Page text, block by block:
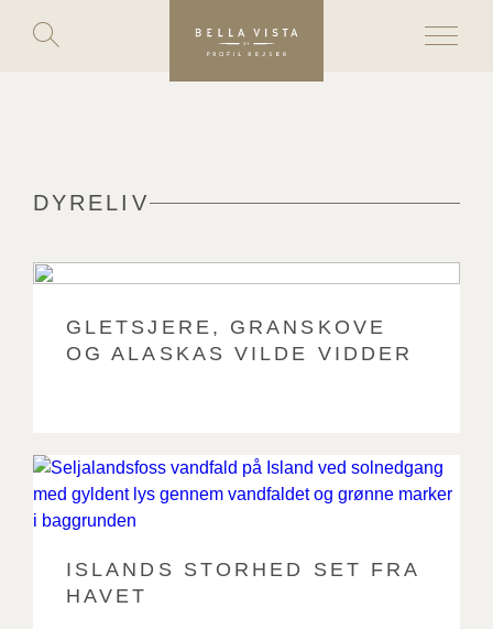
Skip
search
DYRELIV
GLETSJERE, GRANSKOVE
OG ALASKAS VILDE VIDDER
ISLANDS STORHED SET FRA
HAVET